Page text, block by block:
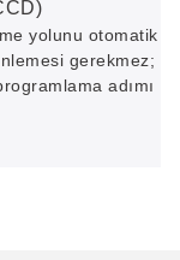
yolunu otomatik
gerekmez;
adımı